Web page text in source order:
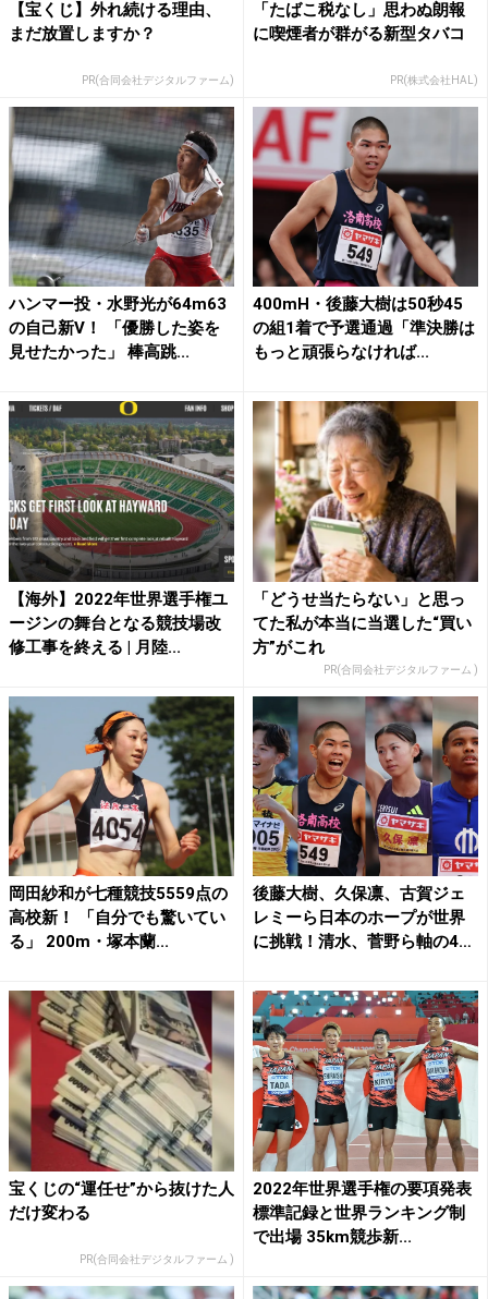
【宝くじ】外れ続ける理由、
まだ放置しますか？
PR(合同会社デジタルファーム)
「たばこ税なし」思わぬ朗報
に喫煙者が群がる新型タバコ
PR(株式会社HAL)
ハンマー投・水野光が64m63
の自己新V！ 「優勝した姿を
見せたかった」 棒高跳...
400mH・後藤大樹は50秒45
の組1着で予選通過「準決勝は
もっと頑張らなければ...
【海外】2022年世界選手権ユ
ージンの舞台となる競技場改
修工事を終える | 月陸...
「どうせ当たらない」と思っ
てた私が本当に当選した“買い
方”がこれ
PR(合同会社デジタルファーム )
岡田紗和が七種競技5559点の
高校新！ 「自分でも驚いてい
る」 200m・塚本蘭...
後藤大樹、久保凛、古賀ジェ
レミーら日本のホープが世界
に挑戦！清水、菅野ら軸の4
宝くじの“運任せ”から抜けた人
だけ変わる
PR(合同会社デジタルファーム )
2022年世界選手権の要項発表
標準記録と世界ランキング制
で出場 35km競歩新...